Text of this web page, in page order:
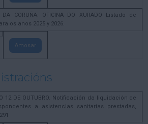
DA CORUÑA. OFICINA DO XURADO Listado de
os anos 2025 y 2026.
Amosar
12 DE OUTUBRO. Notificación da liquidación de
a asistencias sanitarias prestadas,